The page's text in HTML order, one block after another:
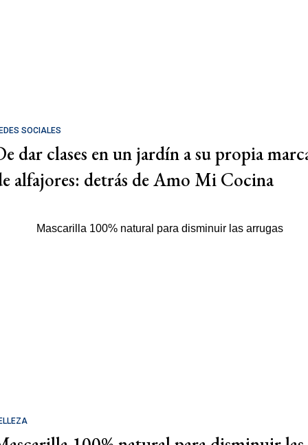
SOCIALES
dar clases en un jardín a su propia
alfajores: detrás de Amo Mi Cocina